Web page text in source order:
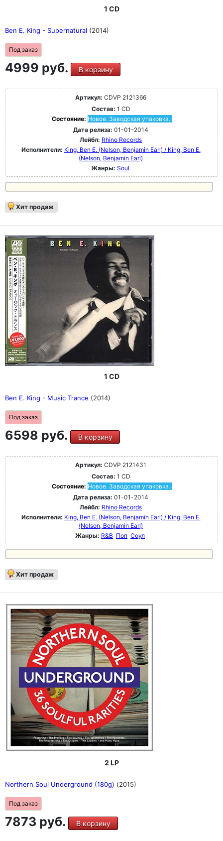
1 CD
Ben E. King - Supernatural (2014)
Под заказ
4999 руб. В корзину
Артикул: CDVP 2121366
Состав: 1 CD
Состояние: Новое. Заводская упаковка.
Дата релиза: 01-01-2014
Лейбл: Rhino Records
Исполнители: King, Ben E. (Nelson, Benjamin Earl) / King, Ben E.
(Nelson, Benjamin Earl)
Жанры: Soul
Хит продаж
1 CD
Ben E. King - Music Trance (2014)
Под заказ
6598 руб. В корзину
Артикул: CDVP 2121431
Состав: 1 CD
Состояние: Новое. Заводская упаковка.
Дата релиза: 01-01-2014
Лейбл: Rhino Records
Исполнители: King, Ben E. (Nelson, Benjamin Earl) / King, Ben E.
(Nelson, Benjamin Earl)
Жанры: R&B Поп Соул
Хит продаж
2 LP
Northern Soul Underground (180g) (2015)
Под заказ
7873 руб. В корзину